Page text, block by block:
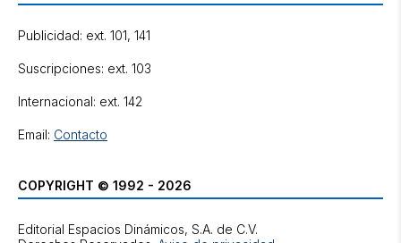
Publicidad: ext. 101, 141
Suscripciones: ext. 103
Internacional: ext. 142
Email: Contacto
COPYRIGHT © 1992 - 2026
Editorial Espacios Dinámicos, S.A. de C.V.